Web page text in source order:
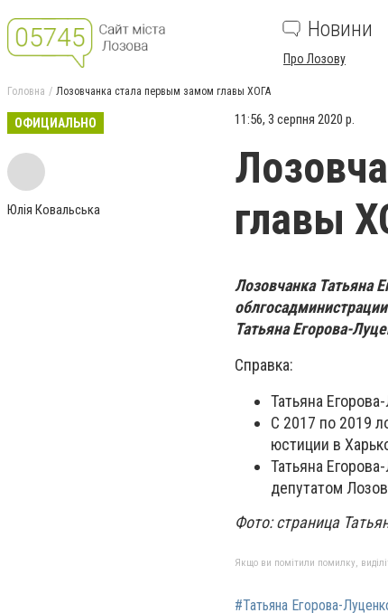
Новини
Про Лозову
Головна Лозовчанка стала первым замом главы ХОГА
ОФИЦИАЛЬНО
Юлія Ковальська
11:56, 3 серпня 2020 р.
главы
Лозовчанка Татьяна
Татьяна Егорова-
Справка:
Татьяна
С 2017 по 2019
юстиции в
Татьяна
депутатом
Фото: страница
Якщо ви помітили помилку,
#Татьяна Егорова-